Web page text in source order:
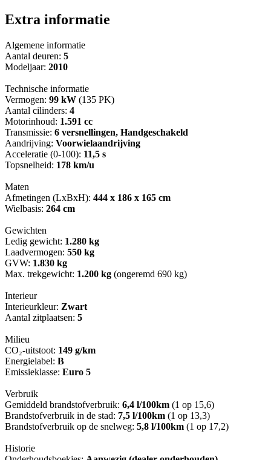
Extra informatie
Algemene informatie
Aantal deuren: 5
Modeljaar: 2010
Technische informatie
Vermogen: 99 kW (135 PK)
Aantal cilinders: 4
Motorinhoud: 1.591 cc
Transmissie: 6 versnellingen, Handgeschakeld
Aandrijving: Voorwielaandrijving
Acceleratie (0-100): 11,5 s
Topsnelheid: 178 km/u
Maten
Afmetingen (LxBxH): 444 x 186 x 165 cm
Wielbasis: 264 cm
Gewichten
Ledig gewicht: 1.280 kg
Laadvermogen: 550 kg
GVW: 1.830 kg
Max. trekgewicht: 1.200 kg (ongeremd 690 kg)
Interieur
Interieurkleur: Zwart
Aantal zitplaatsen: 5
Milieu
CO₂-uitstoot: 149 g/km
Energielabel: B
Emissieklasse: Euro 5
Verbruik
Gemiddeld brandstofverbruik: 6,4 l/100km (1 op 15,6)
Brandstofverbruik in de stad: 7,5 l/100km (1 op 13,3)
Brandstofverbruik op de snelweg: 5,8 l/100km (1 op 17,2)
Historie